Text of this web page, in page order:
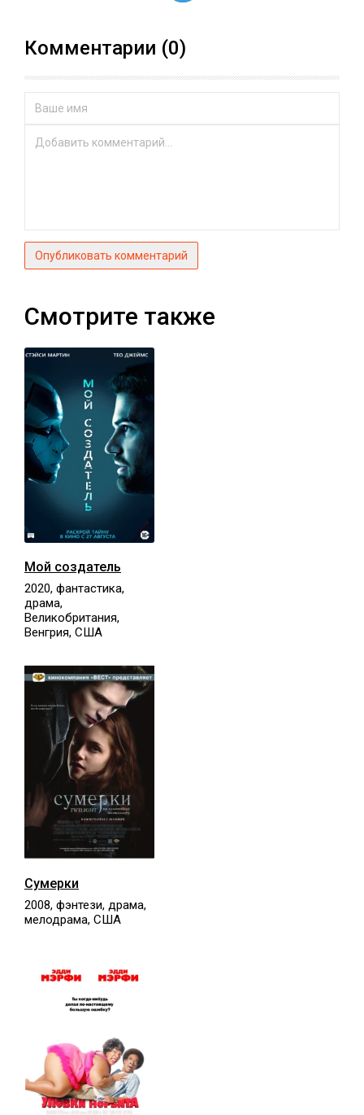
Комментарии (0)
Опубликовать комментарий
Смотрите также
Мой создатель
2020, фантастика,
драма,
Великобритания,
Венгрия, США
Сумерки
2008, фэнтези, драма,
мелодрама, США